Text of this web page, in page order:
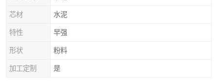
芯材 水泥
特性 早强
形状 粉料
加工定制 是